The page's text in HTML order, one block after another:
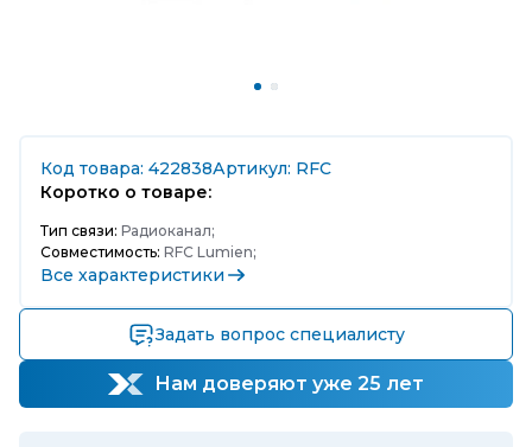
Код товара: 422838Артикул: RFC
Коротко о товаре:
Тип связи: Радиоканал;
Совместимость: RFC Lumien;
Все характеристики
Задать вопрос специалисту
Нам доверяют уже 25 лет